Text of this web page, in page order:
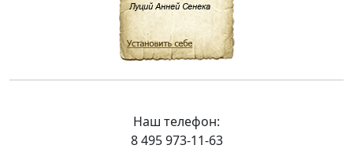
Наш телефон:
8 495 973-11-63